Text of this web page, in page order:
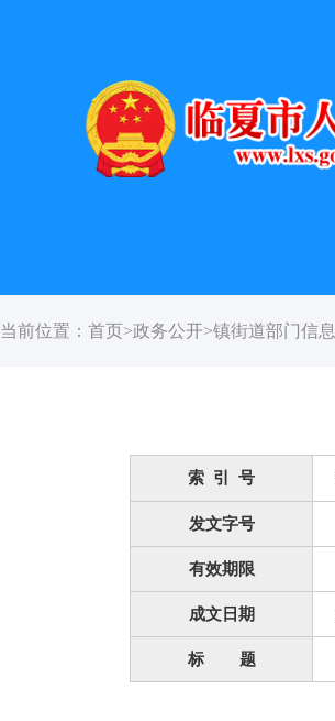
当前位置： 首页>政务公开>镇街道部门信息
索 引 号
发文字号
有效期限
成文日期
标 题